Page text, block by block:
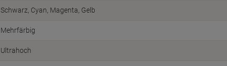
Schwarz Cyan Magenta Gelb
Mehrfärbig
Ultrahoch